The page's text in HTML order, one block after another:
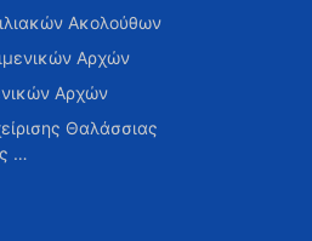
Ακολούθων
Αρχών
Αρχών
Θαλάσσιας
…